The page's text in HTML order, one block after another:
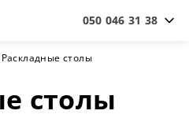
050 046 31 38
Раскладные столы
столы